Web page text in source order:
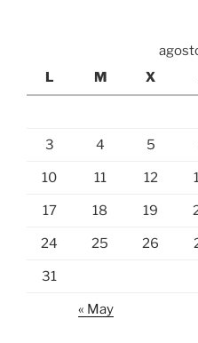
L
M X
3 4 5
10 11 12
17 18 19
24 25 26
31
« May